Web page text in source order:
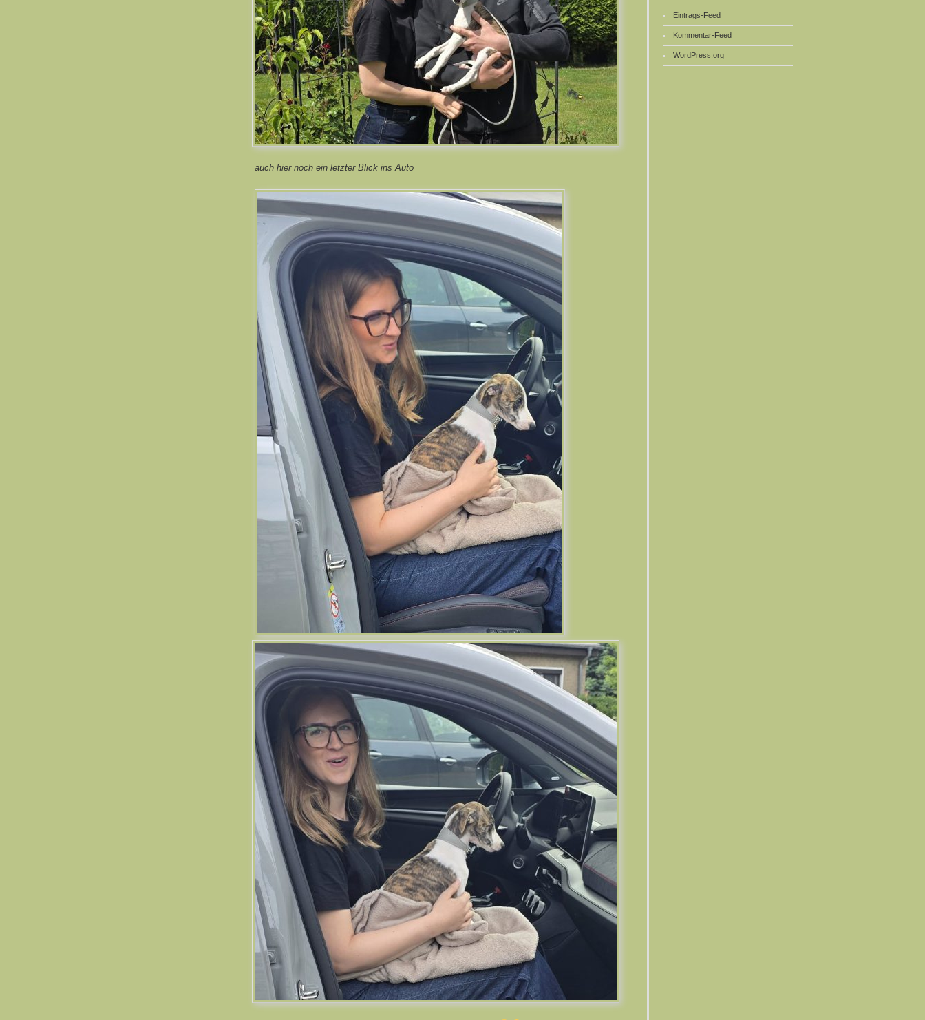
auch hier noch ein letzter Blick ins Auto
Eintrags-Feed
Kommentar-Feed
WordPress.org